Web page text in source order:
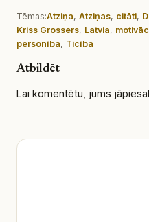
Tēmas:Atziņa, Atziņas, citāti,
Kriss Grossers, Latvia,
personība, Ticība
Atbildēt
Lai komentētu, jums